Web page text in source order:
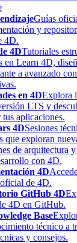
Guías
y
4D.
4DTutoriales
en Learn 4D,
a avanzado
en 4DExplora
LTS y
tus aplicaciones.
4DSesiones
que exploran
de arquitectura
con 4D.
4D
de 4D.
GitHub 4D
4D en GitHub.
Base
técnico a
y consejos.